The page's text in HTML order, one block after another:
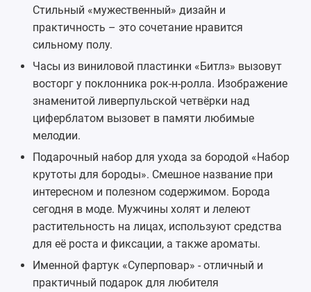
Стильный «мужественный» дизайн и
практичность – это сочетание нравится
сильному полу.
Часы из виниловой пластинки «Битлз» вызовут
восторг у поклонника рок-н-ролла. Изображение
знаменитой ливерпульской четвёрки над
циферблатом вызовет в памяти любимые
мелодии.
Подарочный набор для ухода за бородой «Набор
крутоты для бороды». Смешное название при
интересном и полезном содержимом. Борода
сегодня в моде. Мужчины холят и лелеют
растительность на лицах, используют средства
для её роста и фиксации, а также ароматы.
Именной фартук «Суперповар» - отличный и
практичный подарок для любителя